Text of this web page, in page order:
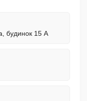
будинок 15 А